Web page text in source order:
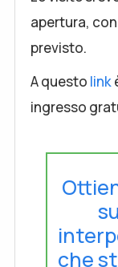
apertura,
previsto.
A questo link
ingresso
che